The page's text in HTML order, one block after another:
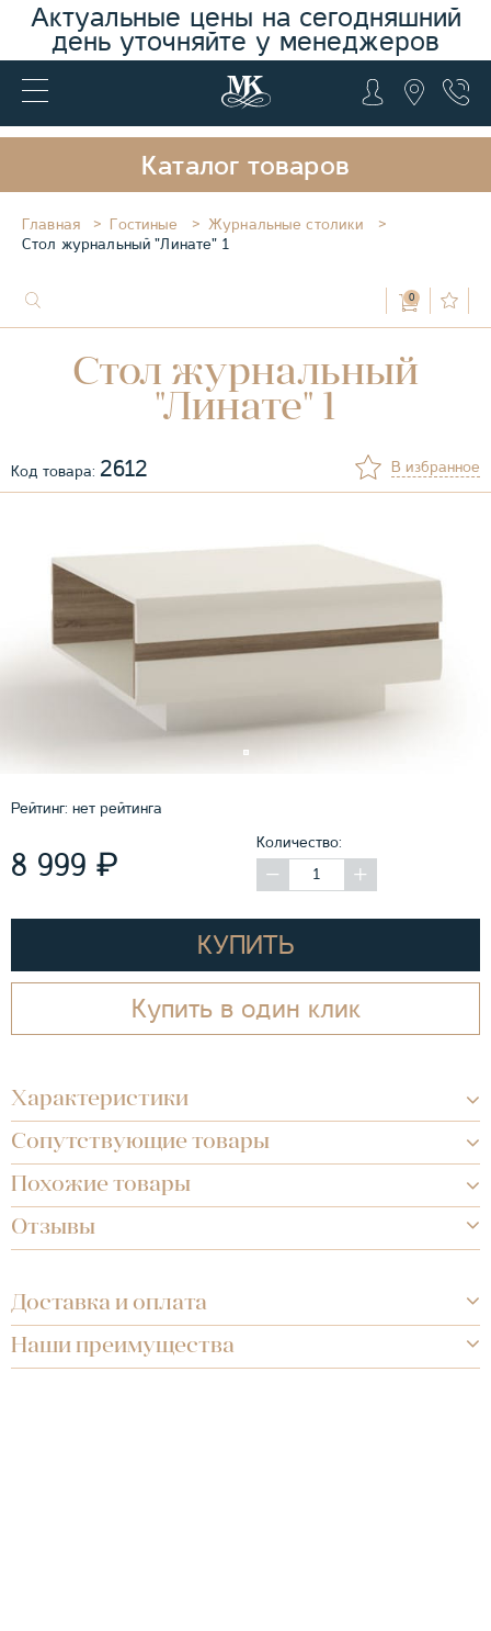
Актуальные цены на сегодняшний
день уточняйте у менеджеров
Каталог товаров
Главная Гостиные
Журнальные столики
Стол журнальный "Линате" 1
0
Стол журнальный
"Линате" 1
Код товара: 2612 В избранное
Рейтинг: нет рейтинга
8 999 ₽
Количество:
КУПИТЬ
Купить в один клик
Характеристики
Сопутствующие товары
Похожие товары
Отзывы
Доставка и оплата
Наши преимущества